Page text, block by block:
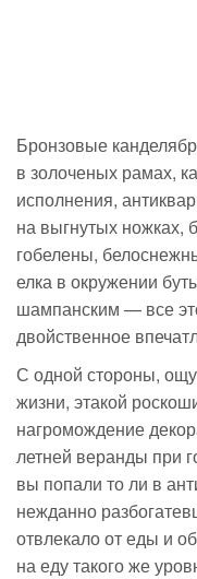
Бронзовые
в золоченых рамах,
исполнения,
на выгнутых ножках,
гобелены,
елка в окружении
шампанским — все
двойственное
С одной стороны,
жизни, этакой
нагромождение
летней веранды при
вы попали то ли в
нежданно
отвлекало от еды и
на еду такого же